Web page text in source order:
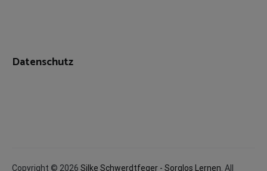
Datenschutz
Copyright © 2026 Silke Schwerdtfeger - Sorglos Lernen . All